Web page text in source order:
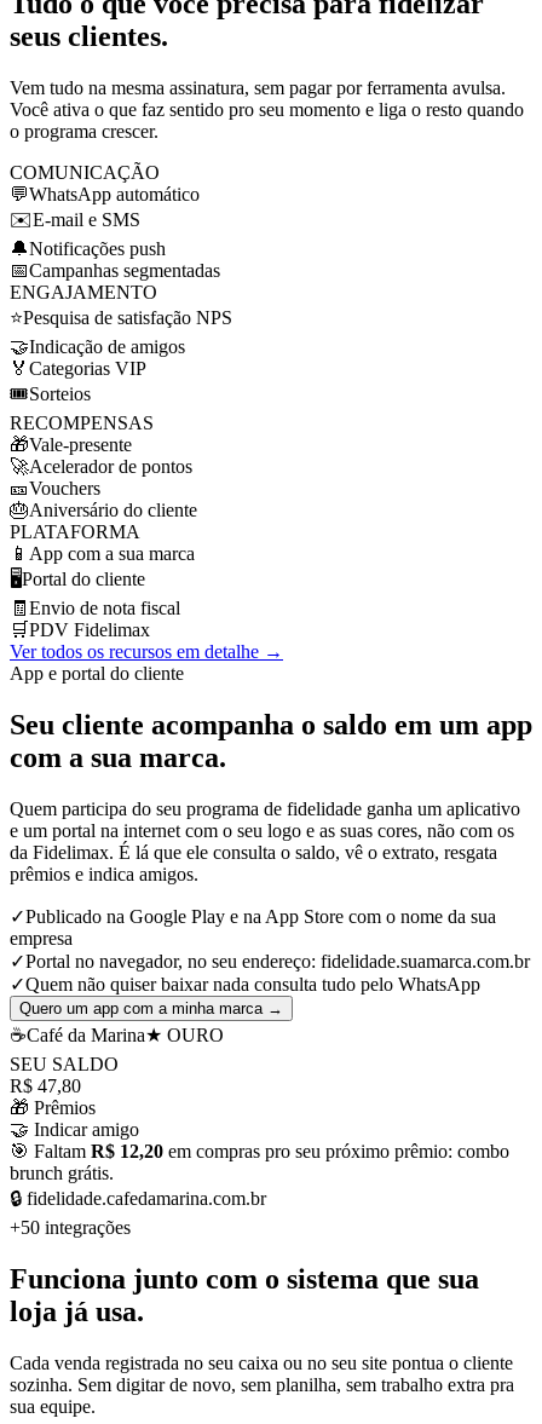
seus clientes.
Vem tudo na mesma assinatura, sem pagar por ferramenta avulsa.
Você ativa o que faz sentido pro seu momento e liga o resto quando
o programa crescer.
COMUNICAÇÃO
💬WhatsApp automático
✉️E-mail e SMS
🔔Notificações push
📅Campanhas segmentadas
ENGAJAMENTO
⭐Pesquisa de satisfação NPS
🤝Indicação de amigos
🏅 Categorias VIP
🎟️Sorteios
RECOMPENSAS
🎁Vale-presente
🚀Acelerador de pontos
🎫Vouchers
🎂Aniversário do cliente
PLATAFORMA
📱 App com a sua marca
🖥️Portal do cliente
🧾 Envio de nota fiscal
🛒PDV Fidelimax
Ver todos os recursos em detalhe →
App e portal do cliente
Seu cliente acompanha o saldo em um app
com a sua marca.
Quem participa do seu programa de fidelidade ganha um aplicativo
e um portal na internet com o seu logo e as suas cores, não com os
da Fidelimax. É lá que ele consulta o saldo, vê o extrato, resgata
prêmios e indica amigos.
✓Publicado na Google Play e na App Store com o nome da sua
empresa
✓Portal no navegador, no seu endereço: fidelidade.suamarca.com.br
✓Quem não quiser baixar nada consulta tudo pelo WhatsApp
Quero um app com a minha marca →
☕Café da Marina★ OURO
SEU SALDO
R$ 47,80
🎁 Prêmios
🤝 Indicar amigo
🎯 Faltam R$ 12,20 em compras pro seu próximo prêmio: combo
brunch grátis.
🔒 fidelidade.cafedamarina.com.br
+50 integrações
Funciona junto com o sistema que sua
loja já usa.
Cada venda registrada no seu caixa ou no seu site pontua o cliente
sozinha. Sem digitar de novo, sem planilha, sem trabalho extra pra
sua equipe.